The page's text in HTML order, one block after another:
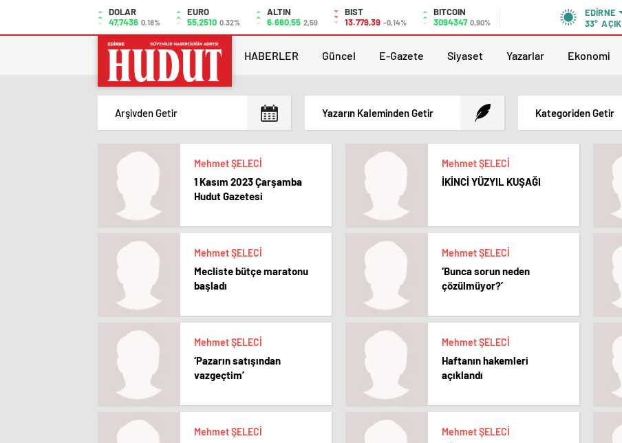
DOLAR
47,7436 0.18%
EURO
55,2510 0.32%
ALTIN
6.660,55 2,59
BIST
13.779,39 -0,14%
BITCOIN
3094347 0,90%
EDIRNE
33° AÇIK
HABERLER Güncel E-Gazete Siyaset Yazarlar Ekonomi
Yazarın Kaleminden Getir Kategoriden Getir
Mehmet ŞELECİ
1 Kasım 2023 Çarşamba
Hudut Gazetesi
Mehmet ŞELECİ
İKİNCİ YÜZYIL KUŞAĞI
Mehmet ŞELECİ
Mecliste bütçe maratonu
başladı
Mehmet ŞELECİ
‘Bunca sorun neden
çözülmüyor?’
Mehmet ŞELECİ
‘Pazarın satışından
vazgeçtim’
Mehmet ŞELECİ
Haftanın hakemleri
açıklandı
Mehmet ŞELECİ Mehmet ŞELECİ